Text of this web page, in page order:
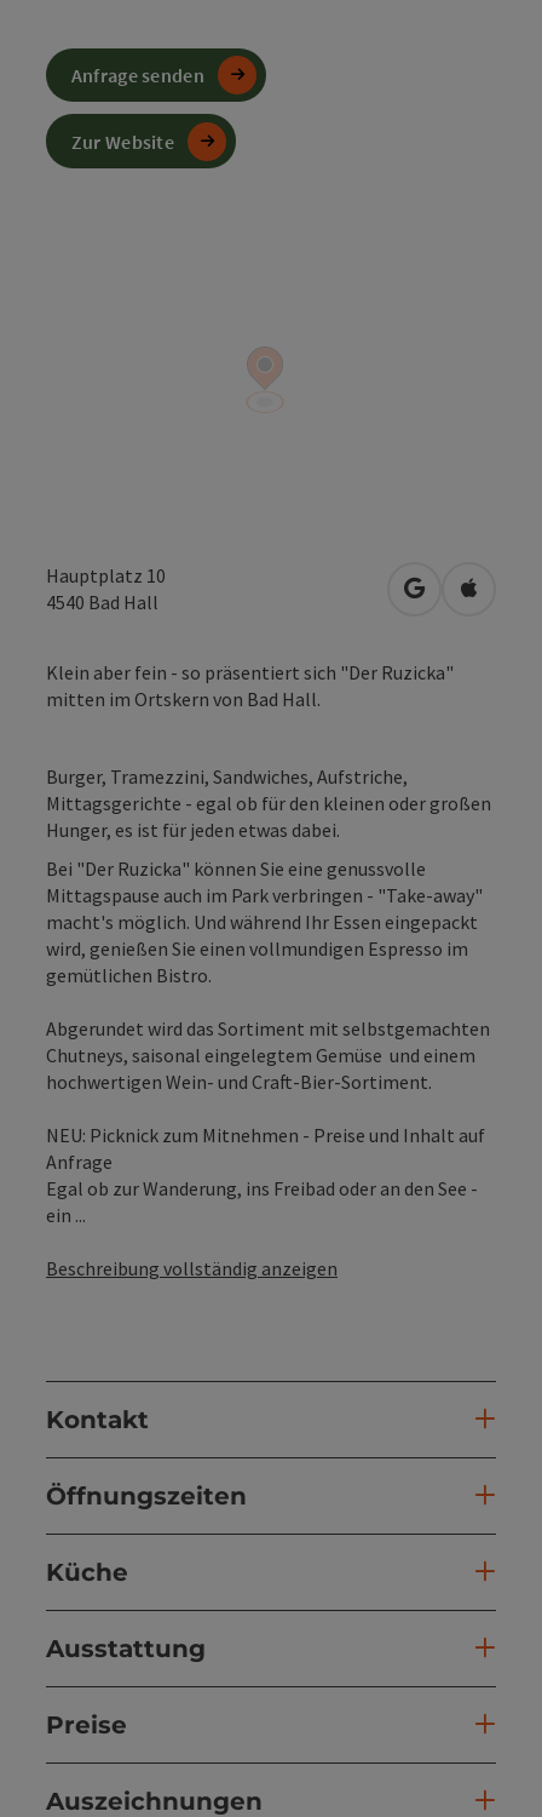
Hauptplatz 10
4540 Bad Hall in Google
in
Klein aber fein - so präsentiert sich "Der Ruzicka"
mitten im Ortskern von Bad Hall.
Burger, Tramezzini, Sandwiches, Aufstriche,
Mittagsgerichte - egal ob für den kleinen oder großen
Hunger, es ist für jeden etwas dabei.
Bei "Der Ruzicka" können Sie eine genussvolle
Mittagspause auch im Park verbringen - "Take-away"
macht's möglich. Und während Ihr Essen eingepackt
wird, genießen Sie einen vollmundigen Espresso im
gemütlichen Bistro.
Abgerundet wird das Sortiment mit selbstgemachten
Chutneys, saisonal eingelegtem Gemüse und einem
hochwertigen Wein- und Craft-Bier-Sortiment.
NEU: Picknick zum Mitnehmen - Preise und Inhalt auf
Anfrage
Egal ob zur Wanderung, ins Freibad oder an den See -
ein ...
Beschreibung vollständig anzeigen
Kontakt
Öffnungszeiten
Küche
Ausstattung
Preise
Auszeichnungen
Anfrage senden
Zur Website